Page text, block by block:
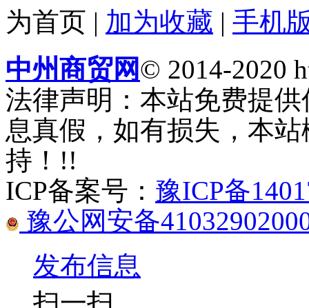
为首页 | 加为收藏 | 手机
中州商贸网© 2014-2020
法律声明：本站免费提
息真假，如有损失，本
持！!!
ICP备案号： 豫ICP备
豫公网安备
发布信息